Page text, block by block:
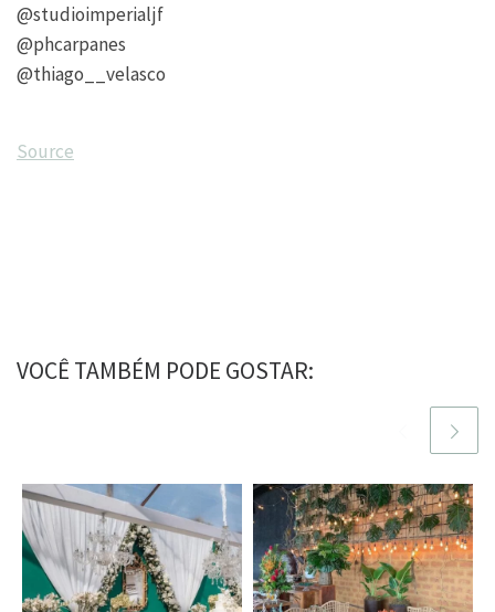
@studioimperialjf
@phcarpanes
@thiago__velasco
Source
VOCÊ TAMBÉM PODE GOSTAR: